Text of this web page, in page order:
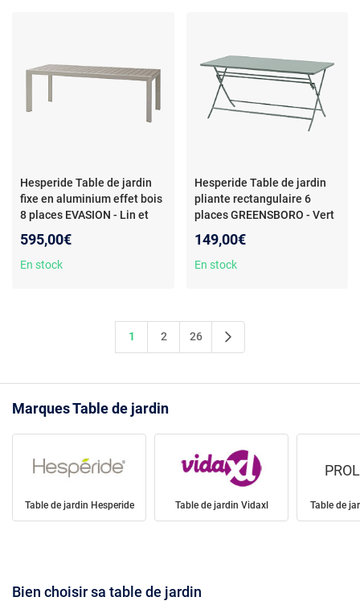
Hesperide Table de jardin
fixe en aluminium effet bois
8 places EVASION - Lin et
jardin fixe en aluminium effet
bois 8 places EVASION - Lin
595,00€
En stock
Hesperide Table de jardin
pliante rectangulaire 6
places GREENSBORO - Vert
jardin pliante rectangulaire 6
places GREENSBORO - Vert
149,00€
En stock
1 2 26
Marques Table de jardin
Table de jardin Hesperide Table de jardin Vidaxl Table de
Bien choisir sa table de jardin